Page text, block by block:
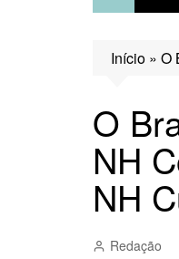
Início » O
O
NH
NH
Redação